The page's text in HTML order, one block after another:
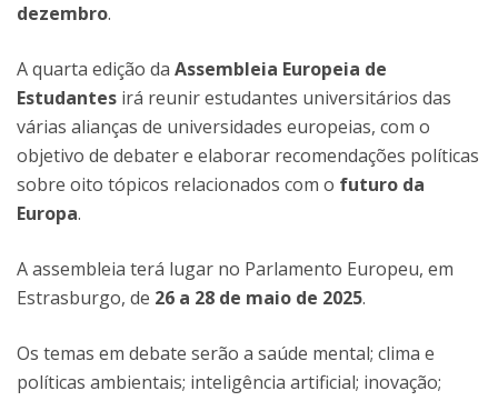
dezembro.
A quarta edição da Assembleia Europeia de
Estudantes irá reunir estudantes universitários das
várias alianças de universidades europeias, com o
objetivo de debater e elaborar recomendações políticas
sobre oito tópicos relacionados com o futuro da
Europa.
A assembleia terá lugar no Parlamento Europeu, em
Estrasburgo, de 26 a 28 de maio de 2025.
Os temas em debate serão a saúde mental; clima e
políticas ambientais; inteligência artificial; inovação;